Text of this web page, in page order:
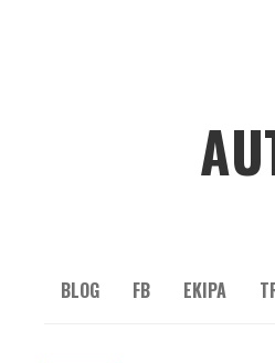
BLOG FB EKIPA